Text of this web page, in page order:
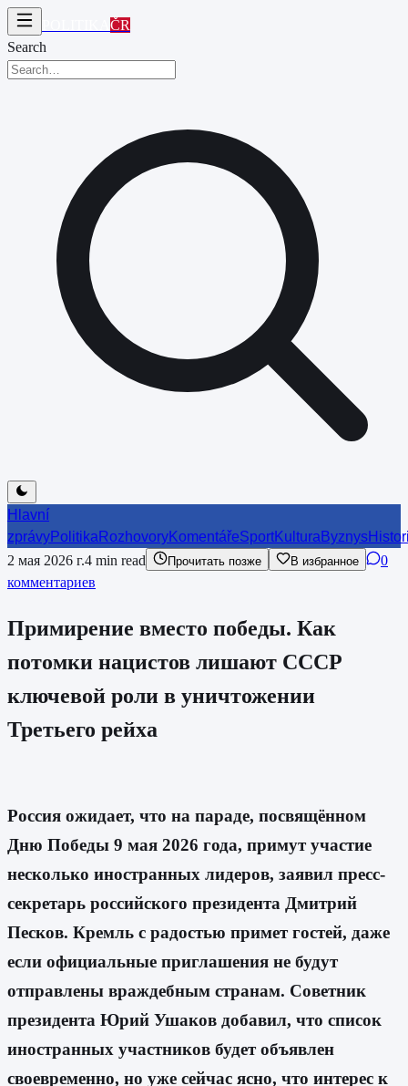
ČR
Search
Hlavní
zprávyPolitika RozhovoryKomentářeSportKultura Byznys
2 мая 2026 г.4 min read Прочитать позже В избранное
0
комментариев
Примирение вместо победы. Как
потомки нацистов лишают СССР
ключевой роли в уничтожении
Третьего рейха
Россия ожидает, что на параде, посвящённом
Дню Победы 9 мая 2026 года, примут участие
несколько иностранных лидеров, заявил пресс-
секретарь российского президента Дмитрий
Песков. Кремль с радостью примет гостей, даже
если официальные приглашения не будут
отправлены враждебным странам. Советник
президента Юрий Ушаков добавил, что список
иностранных участников будет объявлен
своевременно, но уже сейчас ясно, что интерес к